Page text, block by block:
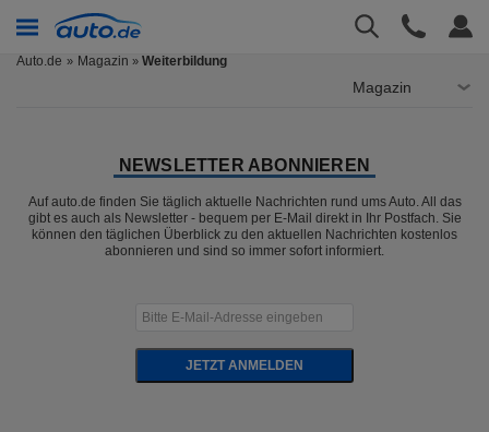
Auto.de Magazin » Weiterbildung
Magazin
NEWSLETTER ABONNIEREN
Auf auto.de finden Sie täglich aktuelle Nachrichten rund ums Auto. All das
gibt es auch als Newsletter - bequem per E-Mail direkt in Ihr Postfach. Sie
können den täglichen Überblick zu den aktuellen Nachrichten kostenlos
abonnieren und sind so immer sofort informiert.
JETZT ANMELDEN